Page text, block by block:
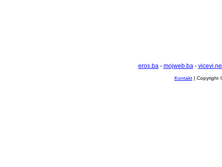
eros.ba- mojweb.ba-
Kontakt | Copyright